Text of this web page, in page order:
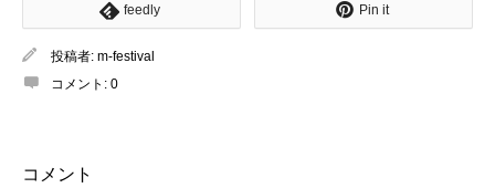
feedly Pin it
投稿者: m-festival
コメント: 0
コメント